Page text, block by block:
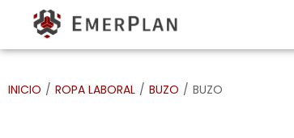
INICIO / ROPA LABORAL / BUZO / BUZO